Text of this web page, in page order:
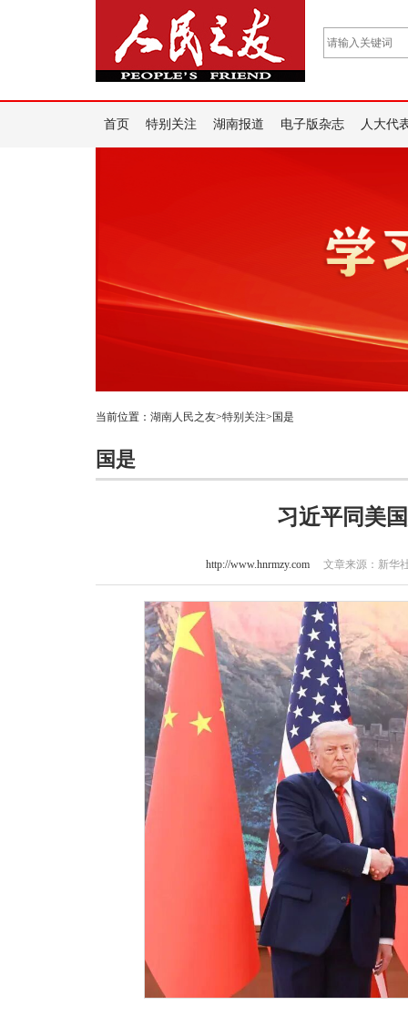
首页 特别关注 湖南报道 电子版杂志 人大代
当前位置： 湖南人民之友>特别关注>国是
国是
习近平同美
http://www.hnrmzy.com 文章来源：新华